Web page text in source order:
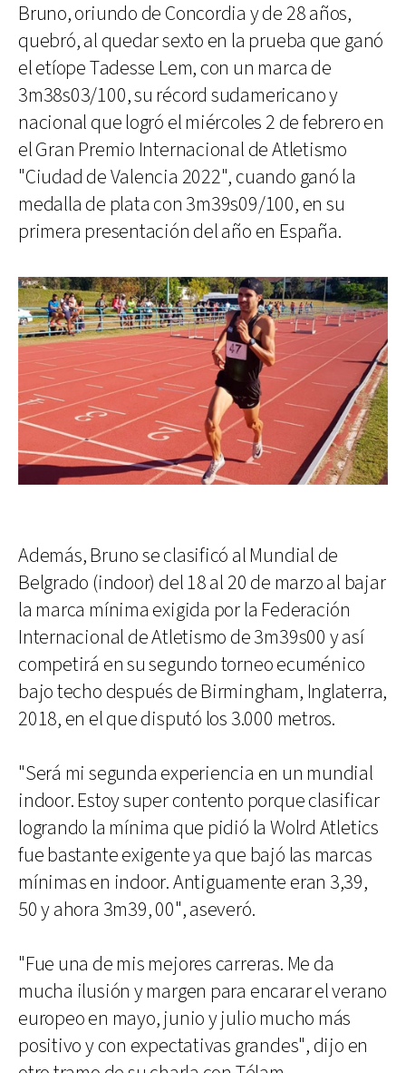
Bruno, oriundo de Concordia y de 28 años,
quebró, al quedar sexto en la prueba que ganó
el etíope Tadesse Lem, con un marca de
3m38s03/100, su récord sudamericano y
nacional que logró el miércoles 2 de febrero en
el Gran Premio Internacional de Atletismo
"Ciudad de Valencia 2022", cuando ganó la
medalla de plata con 3m39s09/100, en su
primera presentación del año en España.
Además, Bruno se clasificó al Mundial de
Belgrado (indoor) del 18 al 20 de marzo al bajar
la marca mínima exigida por la Federación
Internacional de Atletismo de 3m39s00 y así
competirá en su segundo torneo ecuménico
bajo techo después de Birmingham, Inglaterra,
2018, en el que disputó los 3.000 metros.
"Será mi segunda experiencia en un mundial
indoor. Estoy super contento porque clasificar
logrando la mínima que pidió la Wolrd Atletics
fue bastante exigente ya que bajó las marcas
mínimas en indoor. Antiguamente eran 3,39,
50 y ahora 3m39, 00", aseveró.
"Fue una de mis mejores carreras. Me da
mucha ilusión y margen para encarar el verano
europeo en mayo, junio y julio mucho más
positivo y con expectativas grandes", dijo en